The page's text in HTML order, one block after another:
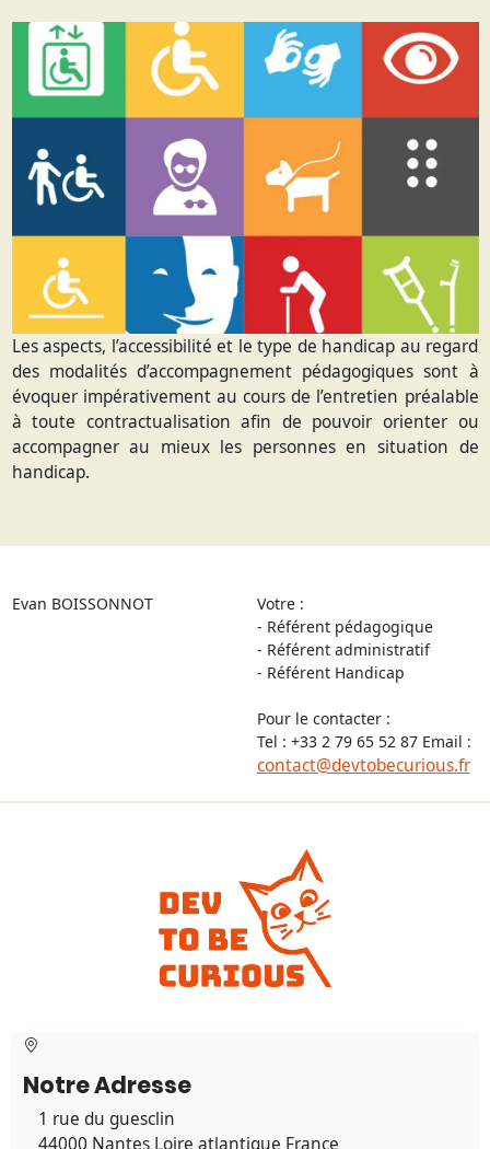
Les aspects, l’accessibilité et le type de handicap au regard
des modalités d’accompagnement pédagogiques sont à
évoquer impérativement au cours de l’entretien préalable
à toute contractualisation afin de pouvoir orienter ou
accompagner au mieux les personnes en situation de
handicap.
Evan BOISSONNOT
Votre :
- Référent pédagogique
- Référent administratif
- Référent Handicap
Pour le contacter :
Tel : +33 2 79 65 52 87 Email :
contact@devtobecurious.fr
Notre Adresse
1 rue du guesclin
44000 Nantes Loire atlantique France